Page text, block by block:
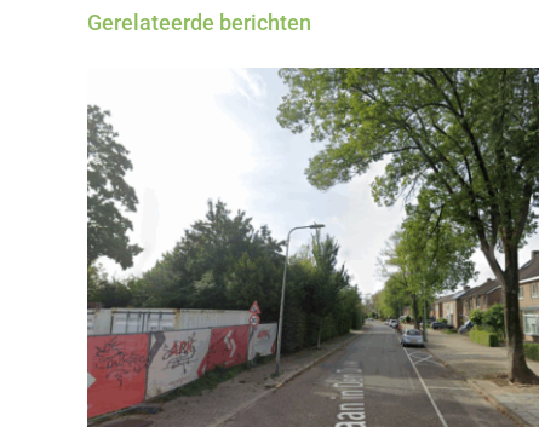
Gerelateerde berichten